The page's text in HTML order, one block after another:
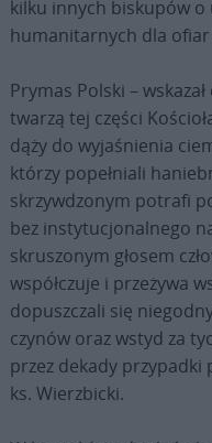
kilku innych biskupów
humanitarnych dla ofiar
Prymas Polski –
twarzą tej części
dąży do wyjaśnienia
którzy popełniali
skrzywdzonym potrafi
bez instytucjonalnego
skruszonym głosem
współczuje i przeżywa
dopuszczali się
czynów oraz wstyd za
przez dekady przypadki
ks. Wierzbicki.